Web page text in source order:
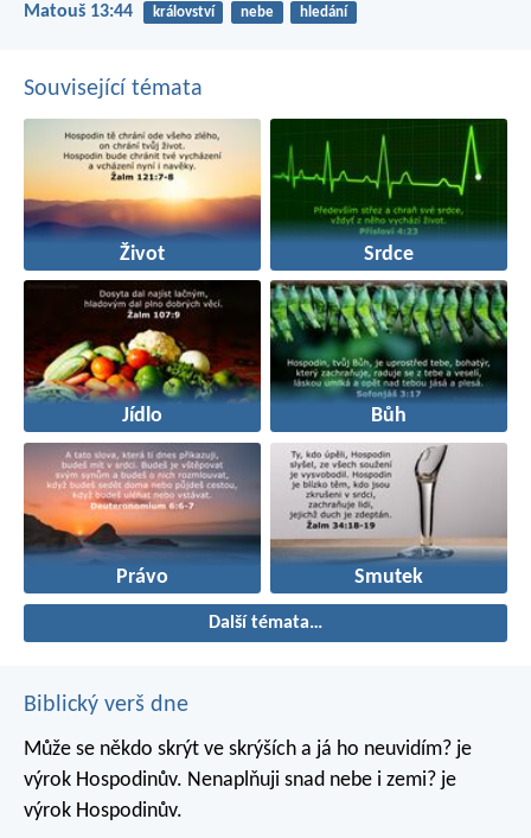
Matouš 13:44 království nebe hledání
Související témata
Život Srdce
Jídlo Bůh
Právo Smutek
Další témata…
Biblický verš dne
Může se někdo skrýt ve skrýších a já ho neuvidím? je
výrok Hospodinův. Nenaplňuji snad nebe i zemi? je
výrok Hospodinův.